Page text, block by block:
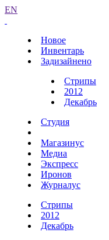
EN
Новое
Инвентарь
Задизайнено
Стрипы
2012
Декабрь
Студия
Магазинус
Медиа
Экспресс
Иронов
Журналус
Стрипы
2012
Декабрь